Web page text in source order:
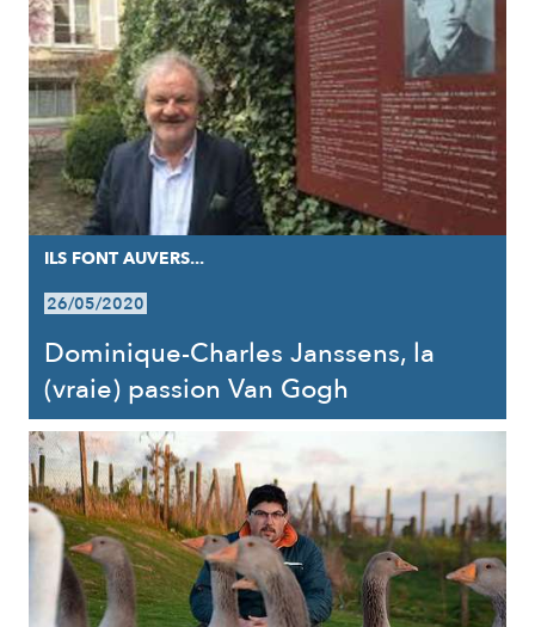
ILS FONT AUVERS...
26/05/2020
Dominique-Charles Janssens, la
(vraie) passion Van Gogh